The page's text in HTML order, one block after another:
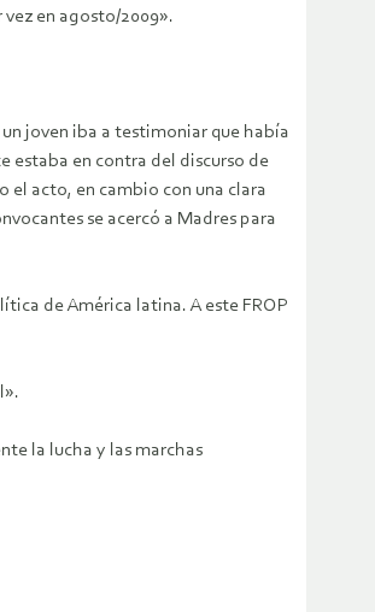
en agosto/2009».
joven iba a testimoniar que había
estaba en contra del discurso de
el acto, en cambio con una clara
se acercó a Madres para
de América latina. A este FROP
la lucha y las marchas